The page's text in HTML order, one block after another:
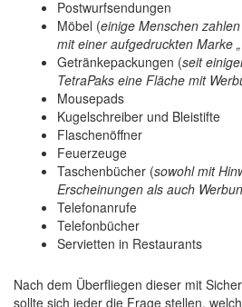
Postwurfsendungen
Möbel (einige Menschen
mit einer aufgedruckten Marke
Getränkepackungen (seit
TetraPaks eine Fläche mit
Mousepads
Kugelschreiber und Bleistifte
Flaschenöffner
Feuerzeuge
Taschenbücher (sowohl mit
Erscheinungen als auch
Telefonanrufe
Telefonbücher
Servietten in Restaurants
Nach dem Überfliegen dieser mit
sollte sich jeder die Frage stellen,